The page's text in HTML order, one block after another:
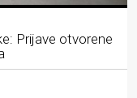
Prijave otvorene